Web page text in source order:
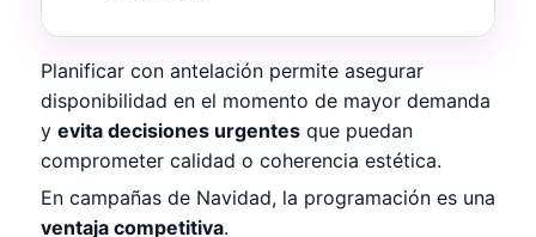
Planificar con antelación permite asegurar
disponibilidad en el momento de mayor demanda
y evita decisiones urgentes que puedan
comprometer calidad o coherencia estética.
En campañas de Navidad, la programación es una
ventaja competitiva.